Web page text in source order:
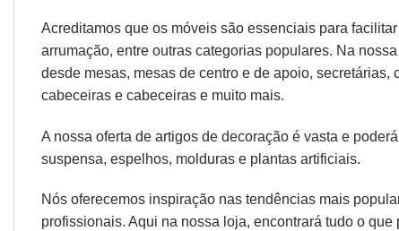
Acreditamos que os móveis são essenciais para
arrumação, entre outras categorias populares. Na
desde mesas, mesas de centro e de apoio, secretárias,
cabeceiras e cabeceiras e muito mais.
A nossa oferta de artigos de decoração é vasta e
suspensa, espelhos, molduras e plantas artificiais.
Nós oferecemos inspiração nas tendências mais
profissionais. Aqui na nossa loja, encontrará tudo o